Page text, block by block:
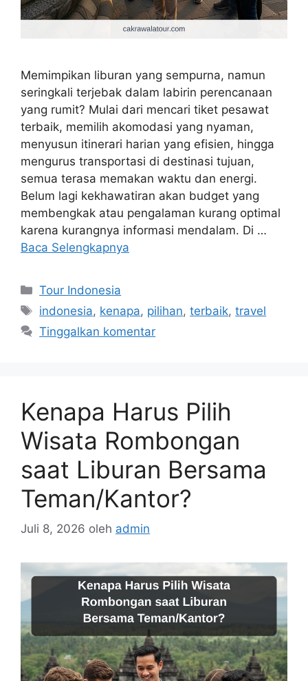
Memimpikan liburan yang sempurna, namun
seringkali terjebak dalam labirin perencanaan
yang rumit? Mulai dari mencari tiket pesawat
terbaik, memilih akomodasi yang nyaman,
menyusun itinerari harian yang efisien, hingga
mengurus transportasi di destinasi tujuan,
semua terasa memakan waktu dan energi.
Belum lagi kekhawatiran akan budget yang
membengkak atau pengalaman kurang optimal
karena kurangnya informasi mendalam. Di …
Baca Selengkapnya
Kategori
Tour Indonesia
Tag
indonesia, kenapa, pilihan,terbaik,travel
Tinggalkan komentar
Kenapa Harus Pilih
Wisata Rombongan
saat Liburan Bersama
Teman/Kantor?
Juli 8, 2026 oleh admin